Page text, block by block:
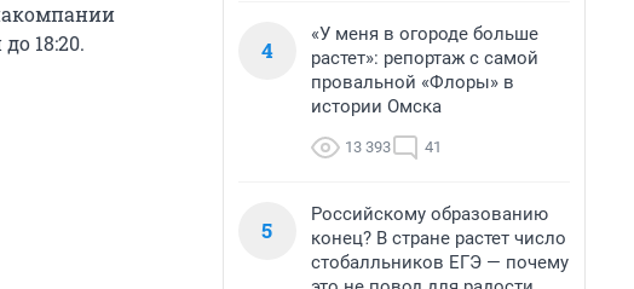
18:20.
4
«У меня в огороде больше
растет»: репортаж с самой
провальной «Флоры» в
истории Омска
13 393 41
5
Российскому образованию
конец? В стране растет число
стобалльников ЕГЭ — почему